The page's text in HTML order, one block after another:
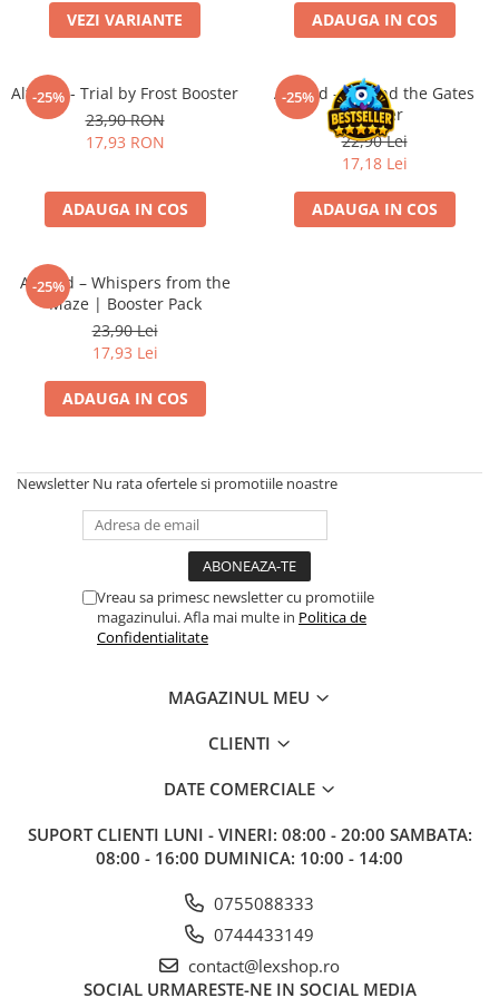
Battletech
Miniaturi Arkham Horror
Miniaturi HEROCLIX
Protectii carti (Sleeves)
Playmats
Deck Boxes/Cutii pentru carti
Portofolii/ Clasoare pentru carti
The Army Painter
Organizatoare
Zaruri
Alte produse Hobby
Merch Lex Hobby Store
Pop Culture
Decoratiuni
VEZI VARIANTE ADAUGA IN COS
-25%
Altered - Trial by Frost Booster
23,90 RON
17,93 RON
ADAUGA IN COS
-25%
Altered - Beyond the Gates
Booster
22,90 Lei
17,18 Lei
ADAUGA IN COS
-25%
Altered – Whispers from the
Maze | Booster Pack
23,90 Lei
17,93 Lei
ADAUGA IN COS
Newsletter Nu rata ofertele si promotiile noastre
Vreau sa primesc newsletter cu promotiile
magazinului. Afla mai multe in Politica de
Confidentialitate
MAGAZINUL MEU
CLIENTI
DATE COMERCIALE
SUPORT CLIENTI LUNI - VINERI: 08:00 - 20:00 SAMBATA:
08:00 - 16:00 DUMINICA: 10:00 - 14:00
0755088333
0744433149
contact@lexshop.ro
SOCIAL URMARESTE-NE IN SOCIAL MEDIA